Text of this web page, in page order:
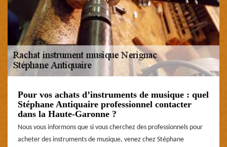
Pour vos achats d’instruments de musique : quel
Stéphane Antiquaire professionnel contacter
dans la Haute-Garonne ?
Nous vous informons que si vous cherchez des professionnels pour
acheter des instruments de musique, venez chez Stéphane